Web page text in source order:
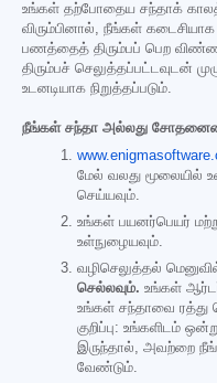
உங்கள் தற்போதைய சந்தாக்
விரும்பினால், நீங்கள்
பணத்தைத் திரும்பப் பெற
திரும்பச் செலுத்தப்பட்டவுடன்
உடனடியாக நிறுத்தப்படும்.
நீங்கள் சந்தா அல்லது
மேல் வலது மூலையில்
செய்யவும்.
உங்கள் பயனர்பெயர்
உள்நுழையவும்.
வழிசெலுத்தல்
செல்லவும். உங்கள்
உங்கள் சந்தாவை ரத்து
குறிப்பு: உங்களிடம்
இருந்தால், அவற்றை
வேண்டும்.